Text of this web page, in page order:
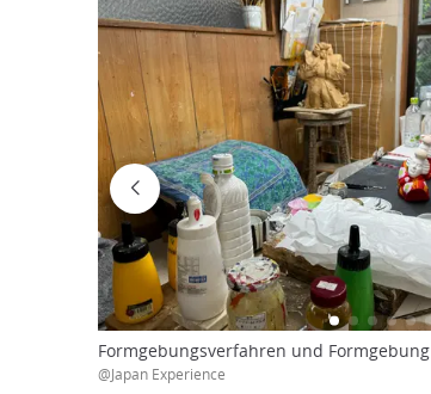
Formgebungsverfahren und Formgebung
@Japan Experience